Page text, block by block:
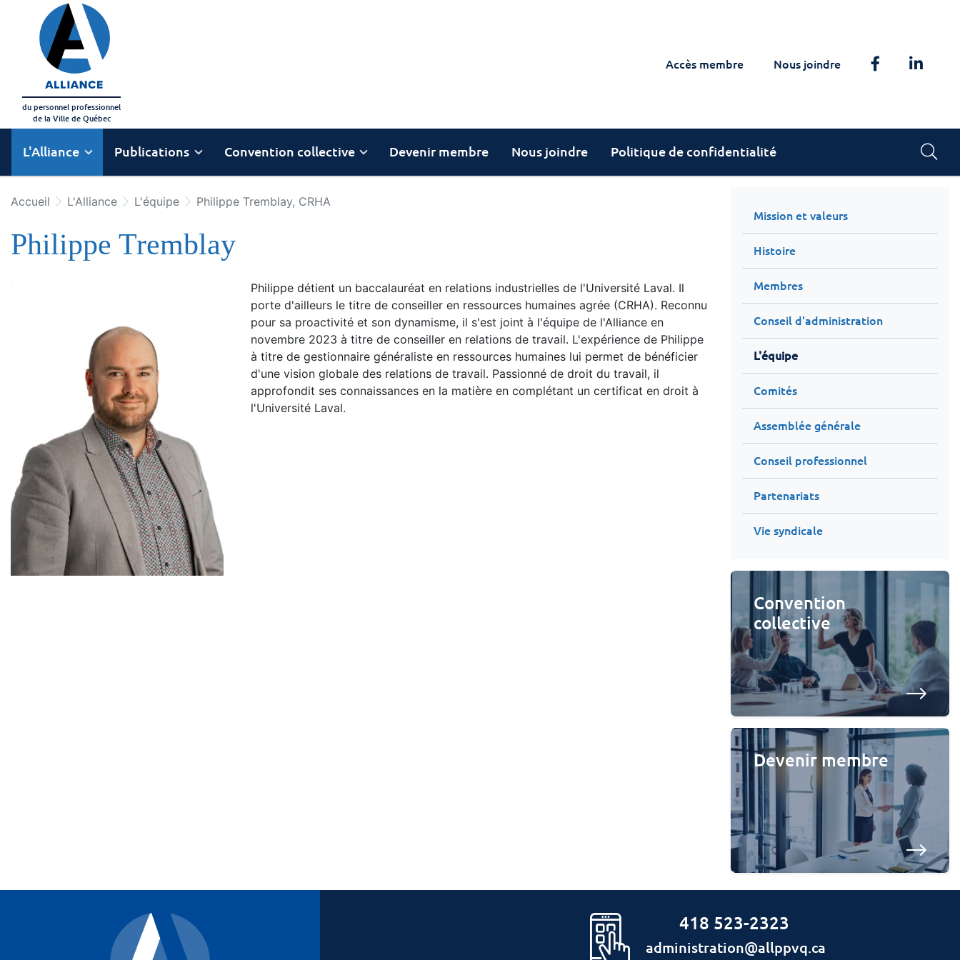
Aller au menu principal
Aller au contenu principal
du personnel professionnel
de la Ville de Québec
Accès membre Nous joindre Facebook
L'Alliance Publications Convention collective Devenir membre Nous joindre Politique de confidentialité
Accueil L'Alliance L'équipe Philippe Tremblay, CRHA
Philippe Tremblay
Philippe détient un baccalauréat en relations industrielles de l'Université Laval. Il
porte d'ailleurs le titre de conseiller en ressources humaines agrée (CRHA). Reconnu
pour sa proactivité et son dynamisme, il s'est joint à l'équipe de l'Alliance en
novembre 2023 à titre de conseiller en relations de travail. L'expérience de Philippe
à titre de gestionnaire généraliste en ressources humaines lui permet de bénéficier
d'une vision globale des relations de travail. Passionné de droit du travail, il
approfondit ses connaissances en la matière en complétant un certificat en droit à
l'Université Laval.
Mission et valeurs
Histoire
Membres
Conseil d'administration
L'équipe
Comités
Assemblée générale
Conseil professionnel
Partenariats
Vie syndicale
Convention
collective
Devenir membre
418 523-2323
administration@allppvq.ca